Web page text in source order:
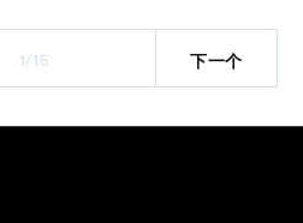
1/15 下一个